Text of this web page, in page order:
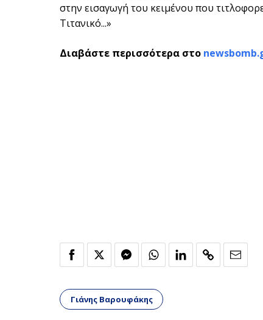
στην εισαγωγή του κειμένου που
Τιτανικό...»
Διαβάστε περισσότερα στο
Γιάνης Βαρουφάκης